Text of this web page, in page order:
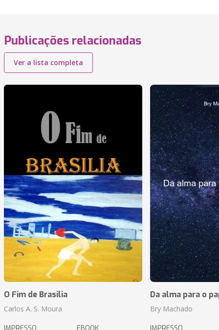
Publicações relacionadas
Ver a lista completa
O Fim de Brasilia
Carlos A. S. Moura
Da alma para o
Bry Machado